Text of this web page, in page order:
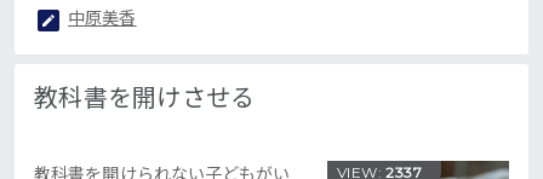
中原美香
教科書を開けさせる
教科書を開けられない子どもがい
VIEW:2337